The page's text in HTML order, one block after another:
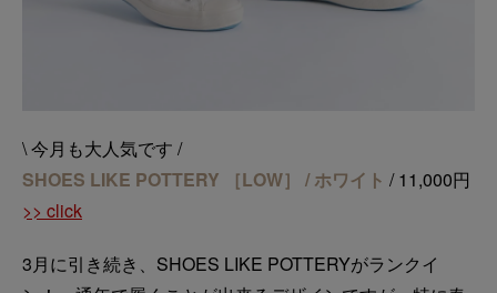
\ 今月も大人気です /
SHOES LIKE POTTERY ［LOW］ / ホワイト / 11,000円
>> click
3月に引き続き、SHOES LIKE POTTERYがランクイ